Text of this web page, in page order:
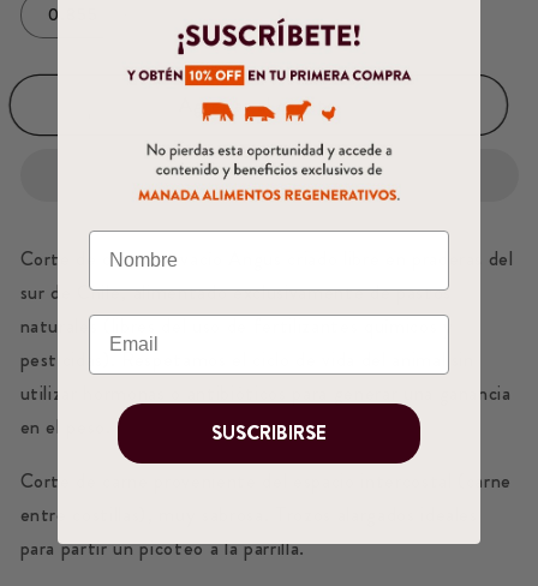
0.855
Agregar al carrito
Corte de carne de vacío Angus criado libre en praderas del
sur de Chile, alimentado exclusivamente de pastos
naturales (libres del uso de fertilizantes químicos y
pesticidas). Respetamos el ciclo de vida del animal sin
utilizar hormonas o antibióticos para generar una ganancia
en el peso.
Corte de carne proveniente del espacio intercostal (carne
entre costillas), muy sabrosa. Trozos alargados ideales
para partir un picoteo a la parrilla.
SUSCRIBIRSE